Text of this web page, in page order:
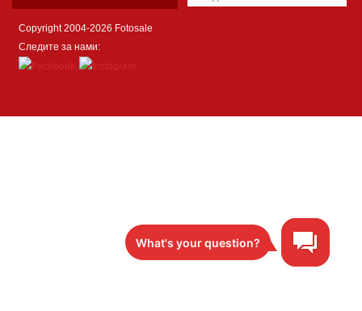
Copyright 2004-2026 Fotosale
Следите за нами: